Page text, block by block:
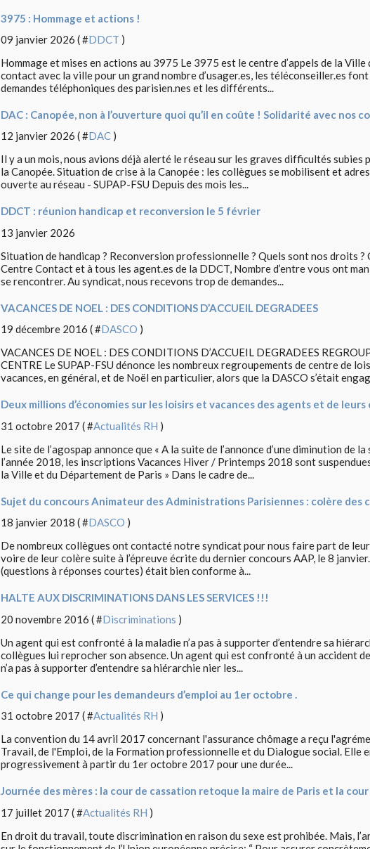
3975 : Hommage et actions !
09 janvier 2026 ( #DDCT )
Hommage et mises en actions au 3975 Le 3975 est le centre d’appels de la Ville
contact avec la ville pour un grand nombre d’usager.es, les téléconseiller.es
demandes téléphoniques des parisien.nes et les différents...
DAC : Canopée, non à l’ouverture quoi qu’il en coûte ! Solidarité avec nos
12 janvier 2026 ( #DAC )
Il y a un mois, nous avions déjà alerté le réseau sur les graves difficultés subies
la Canopée. Situation de crise à la Canopée : les collègues se mobilisent et
ouverte au réseau - SUPAP-FSU Depuis des mois les...
DDCT : réunion handicap et reconversion le 5 février
13 janvier 2026
Situation de handicap ? Reconversion professionnelle ? Quels sont nos droits ?
Centre Contact et à tous les agent.es de la DDCT, Nombre d’entre vous ont
se rencontrer. Au syndicat, nous recevons trop de demandes...
VACANCES DE NOEL : DES CONDITIONS D’ACCUEIL DEGRADEES
19 décembre 2016 ( #DASCO )
VACANCES DE NOEL : DES CONDITIONS D’ACCUEIL DEGRADEES
CENTRE Le SUPAP-FSU dénonce les nombreux regroupements de centre de
vacances, en général, et de Noël en particulier, alors que la DASCO s’était
Deux millions d’économies sur les loisirs et vacances des agents et de
31 octobre 2017 ( #Actualités RH )
Le site de l’agospap annonce que « A la suite de l’annonce d’une diminution de
l’année 2018, les inscriptions Vacances Hiver / Printemps 2018 sont
la Ville et du Département de Paris » Dans le cadre de...
Sujet du concours Animateur des Administrations Parisiennes : colère des
18 janvier 2018 ( #DASCO )
De nombreux collègues ont contacté notre syndicat pour nous faire part de
voire de leur colère suite à l’épreuve écrite du dernier concours AAP, le 8 janvier.
(questions à réponses courtes) était bien conforme à...
HALTE AUX DISCRIMINATIONS DANS LES SERVICES !!!
20 novembre 2016 ( #Discriminations )
Un agent qui est confronté à la maladie n’a pas à supporter d’entendre sa
collègues lui reprocher son absence. Un agent qui est confronté à un accident
n’a pas à supporter d’entendre sa hiérarchie nier les...
Ce qui change pour les demandeurs d’emploi au 1er octobre .
31 octobre 2017 ( #Actualités RH )
La convention du 14 avril 2017 concernant l'assurance chômage a reçu
Travail, de l'Emploi, de la Formation professionnelle et du Dialogue social. Elle
progressivement à partir du 1er octobre 2017 pour une durée...
Journée des mères : la cour de cassation retoque la maire de Paris et la
17 juillet 2017 ( #Actualités RH )
En droit du travail, toute discrimination en raison du sexe est prohibée. Mais,